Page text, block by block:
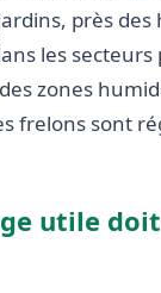
près
les secteurs
zones
frelons sont
utile